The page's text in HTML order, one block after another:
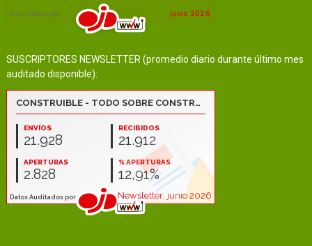
SUSCRIPTORES NEWSLETTER (promedio diario durante último mes
auditado disponible):